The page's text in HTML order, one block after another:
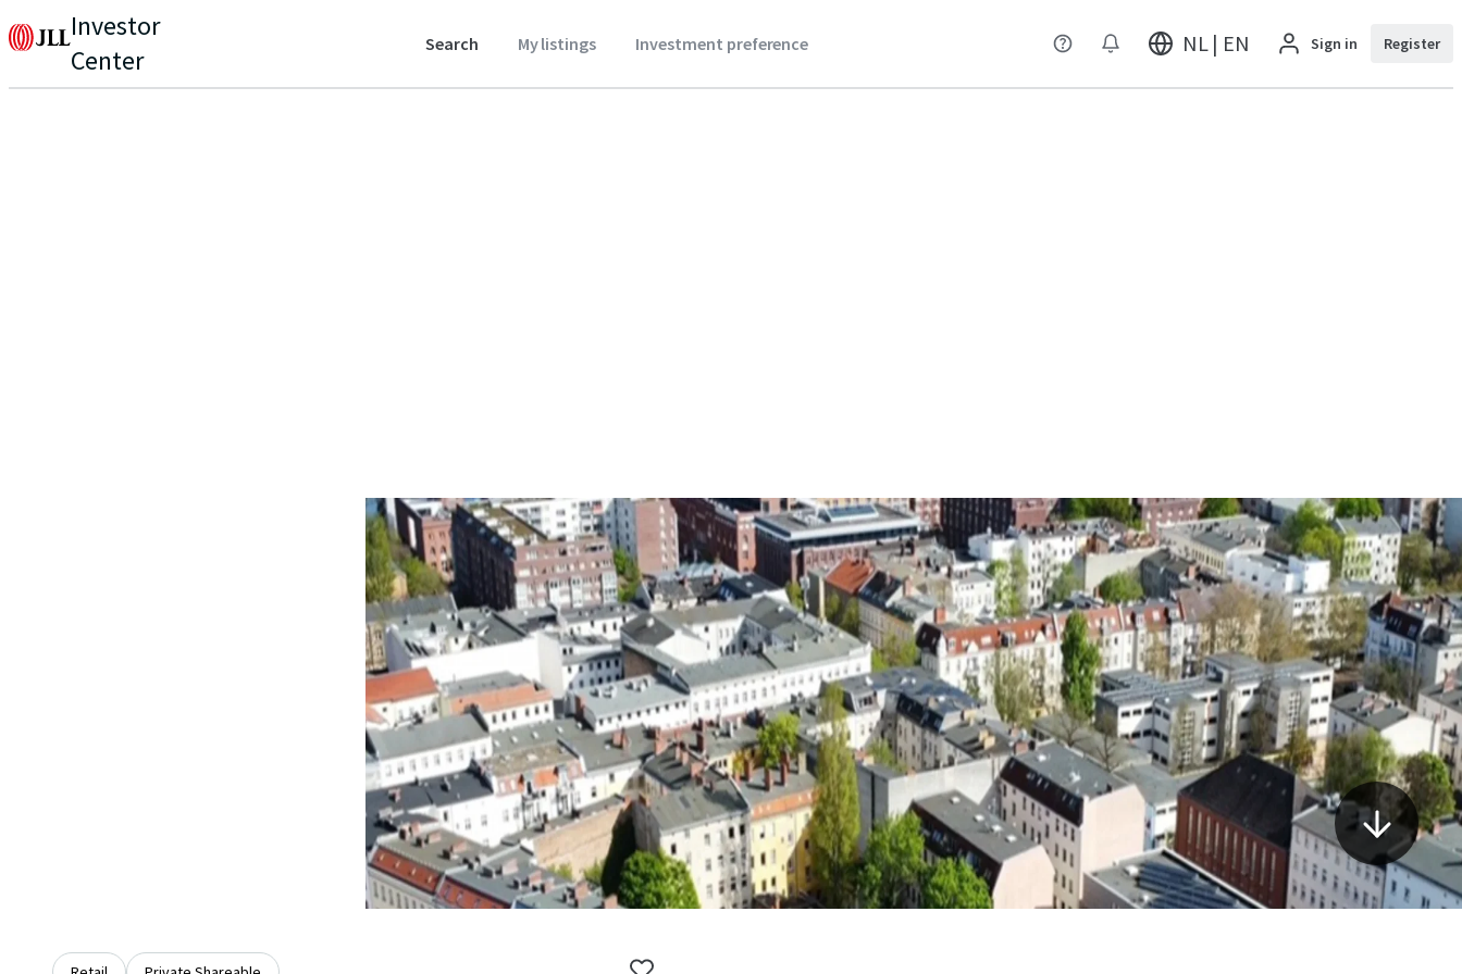
Investor
Center
Search My listings Investment preference NL | EN Sign in Register